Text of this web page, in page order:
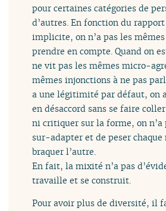
pour certaines catégories de
d’autres. En fonction du
implicite, on n’a pas les
prendre en compte. Quand on
ne vit pas les mêmes micro-
mêmes injonctions à ne pas
a une légitimité par défaut, on
en désaccord sans se faire
ni critiquer sur la forme, on n’a
sur-adapter et de peser chaque
braquer l’autre.
En fait, la mixité n’a pas
travaille et se construit.
Pour avoir plus de diversité, il